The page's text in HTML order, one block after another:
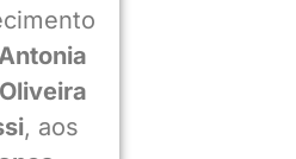
, aos